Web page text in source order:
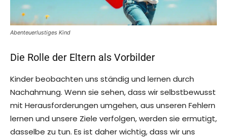
Abenteuerlustiges Kind
Die Rolle der Eltern als Vorbilder
Kinder beobachten uns ständig und lernen durch
Nachahmung. Wenn sie sehen, dass wir selbstbewusst
mit Herausforderungen umgehen, aus unseren Fehlern
lernen und unsere Ziele verfolgen, werden sie ermutigt,
dasselbe zu tun. Es ist daher wichtig, dass wir uns